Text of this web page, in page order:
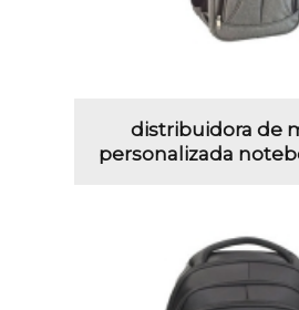
distribuidora de
personalizada